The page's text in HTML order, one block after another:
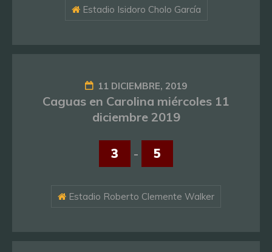
Estadio Isidoro Cholo García
11 DICIEMBRE, 2019
Caguas en Carolina miércoles 11
diciembre 2019
3 - 5
Estadio Roberto Clemente Walker